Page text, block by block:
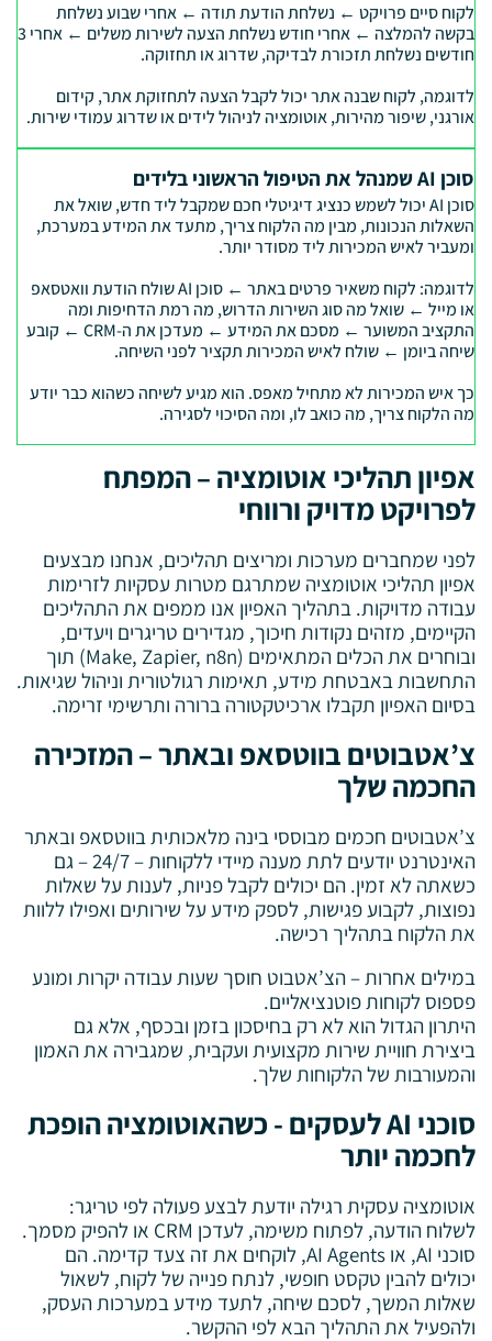
לקוח סיים פרויקט ← נשלחת הודעת תודה ← אחרי שבוע נשלחת
בקשה להמלצה ← אחרי חודש נשלחת הצעה לשירות משלים ← אחרי 3
חודשים נשלחת תזכורת לבדיקה, שדרוג או תחזוקה.
לדוגמה, לקוח שבנה אתר יכול לקבל הצעה לתחזוקת אתר, קידום
אורגני, שיפור מהירות, אוטומציה לניהול לידים או שדרוג עמודי שירות.
סוכן AI שמנהל את הטיפול הראשוני בלידים
סוכן AI יכול לשמש כנציג דיגיטלי חכם שמקבל ליד חדש, שואל את
השאלות הנכונות, מבין מה הלקוח צריך, מתעד את המידע במערכת,
ומעביר לאיש המכירות ליד מסודר יותר.
לדוגמה: לקוח משאיר פרטים באתר ← סוכן AI שולח הודעת וואטסאפ
או מייל ← שואל מה סוג השירות הדרוש, מה רמת הדחיפות ומה
התקציב המשוער ← מסכם את המידע ← מעדכן את ה-CRM ← קובע
שיחה ביומן ← שולח לאיש המכירות תקציר לפני השיחה.
כך איש המכירות לא מתחיל מאפס. הוא מגיע לשיחה כשהוא כבר יודע
מה הלקוח צריך, מה כואב לו, ומה הסיכוי לסגירה.
אפיון תהליכי אוטומציה – המפתח
לפרויקט מדויק ורווחי
לפני שמחברים מערכות ומריצים תהליכים, אנחנו מבצעים
אפיון תהליכי אוטומציה שמתרגם מטרות עסקיות לזרימות
עבודה מדויקות. בתהליך האפיון אנו ממפים את התהליכים
הקיימים, מזהים נקודות חיכוך, מגדירים טריגרים ויעדים,
ובוחרים את הכלים המתאימים (Make, Zapier, n8n) תוך
התחשבות באבטחת מידע, תאימות רגולטורית וניהול שגיאות.
בסיום האפיון תקבלו ארכיטקטורה ברורה ותרשימי זרימה.
צ’אטבוטים בווטסאפ ובאתר – המזכירה
החכמה שלך
צ’אטבוטים חכמים מבוססי בינה מלאכותית בווטסאפ ובאתר
האינטרנט יודעים לתת מענה מיידי ללקוחות – 24/7 – גם
כשאתה לא זמין. הם יכולים לקבל פניות, לענות על שאלות
נפוצות, לקבוע פגישות, לספק מידע על שירותים ואפילו ללוות
את הלקוח בתהליך רכישה.
במילים אחרות – הצ’אטבוט חוסך שעות עבודה יקרות ומונע
פספוס לקוחות פוטנציאליים.
היתרון הגדול הוא לא רק בחיסכון בזמן ובכסף, אלא גם
ביצירת חוויית שירות מקצועית ועקבית, שמגבירה את האמון
והמעורבות של הלקוחות שלך.
סוכני AI לעסקים - כשהאוטומציה הופכת
לחכמה יותר
אוטומציה עסקית רגילה יודעת לבצע פעולה לפי טריגר:
לשלוח הודעה, לפתוח משימה, לעדכן CRM או להפיק מסמך.
סוכני AI, או AI Agents, לוקחים את זה צעד קדימה. הם
יכולים להבין טקסט חופשי, לנתח פנייה של לקוח, לשאול
שאלות המשך, לסכם שיחה, לתעד מידע במערכות העסק,
ולהפעיל את התהליך הבא לפי ההקשר.